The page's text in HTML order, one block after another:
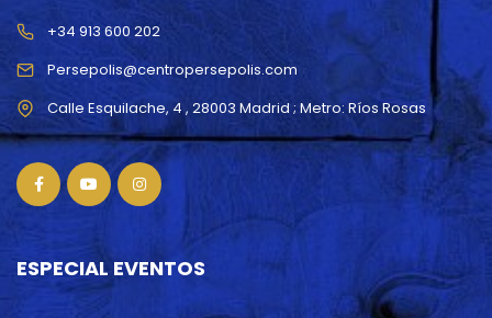
Persepolis@centropersepolis.com
+34 913 600 202
ESPECIAL EVENTOS